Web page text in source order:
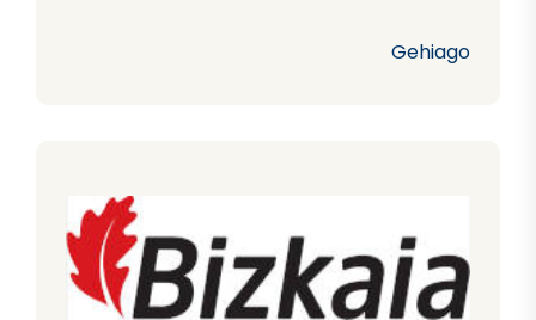
Gehiago